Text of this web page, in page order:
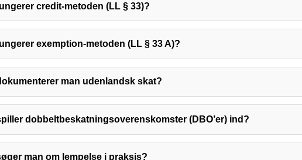
credit-metoden (LL § 33)?
exemption-metoden (LL § 33 A)?
man udenlandsk skat?
dobbeltbeskatningsoverenskomster (DBO’er) ind?
man om lempelse i praksis?